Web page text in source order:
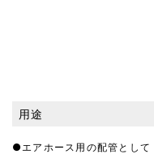
用途
●エアホース用の配管として